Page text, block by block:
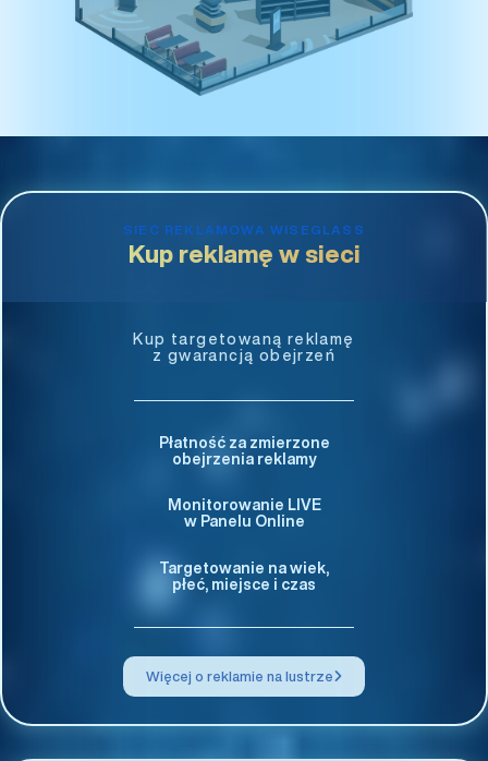
SIEĆ REKLAMOWA WISEGLASS
Kup reklamę w sieci
Kup targetowaną reklamę
z gwarancją obejrzeń
Płatność za zmierzone
obejrzenia reklamy
Monitorowanie LIVE
w Panelu Online
Targetowanie na wiek,
płeć, miejsce i czas
Więcej o reklamie na lustrze